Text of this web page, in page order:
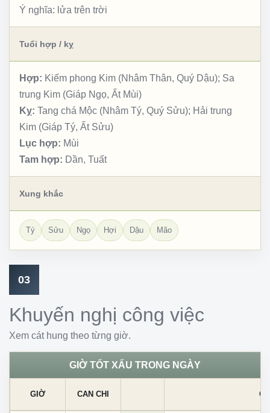
Ý nghĩa: lửa trên trời
Tuổi hợp / kỵ
Hợp: Kiếm phong Kim (Nhâm Thân, Quý Dậu); Sa
trung Kim (Giáp Ngọ, Ất Mùi)
Kỵ: Tang chá Mộc (Nhâm Tý, Quý Sửu); Hải trung
Kim (Giáp Tý, Ất Sửu)
Lục hợp: Mùi
Tam hợp: Dần, Tuất
Xung khắc
Tý Sửu Ngọ Hợi Dậu Mão
03
Khuyến nghị công việc
Xem cát hung theo từng giờ.
GIỜ TỐT XẤU TRONG NGÀY
GIỜ CAN CHI